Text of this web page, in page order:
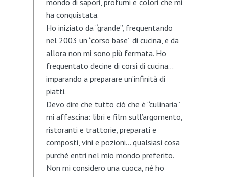
mondo di sapori, profumi e colori che mi
ha conquistata.
Ho iniziato da “grande”, frequentando
nel 2003 un “corso base” di cucina, e da
allora non mi sono più fermata. Ho
frequentato decine di corsi di cucina…
imparando a preparare un’infinità di
piatti.
Devo dire che tutto ciò che è “culinaria”
mi affascina: libri e film sull’argomento,
ristoranti e trattorie, preparati e
composti, vini e pozioni… qualsiasi cosa
purché entri nel mio mondo preferito.
Non mi considero una cuoca, né ho